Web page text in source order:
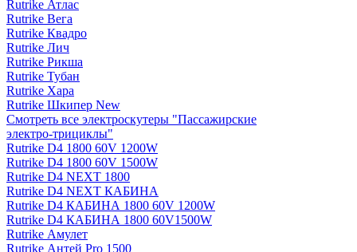
Rutrike Атлас
Rutrike Вега
Rutrike Квадро
Rutrike Лич
Rutrike Рикша
Rutrike Тубан
Rutrike Хара
Rutrike Шкипер New
Смотреть все электро­скутеры "Пассажирские
электро‑трициклы"
Rutrike D4 1800 60V 1200W
Rutrike D4 1800 60V 1500W
Rutrike D4 NEXT 1800
Rutrike D4 NEXT КАБИНА
Rutrike D4 КАБИНА 1800 60V 1200W
Rutrike D4 КАБИНА 1800 60V1500W
Rutrike Амулет
Rutrike Антей Pro 1500